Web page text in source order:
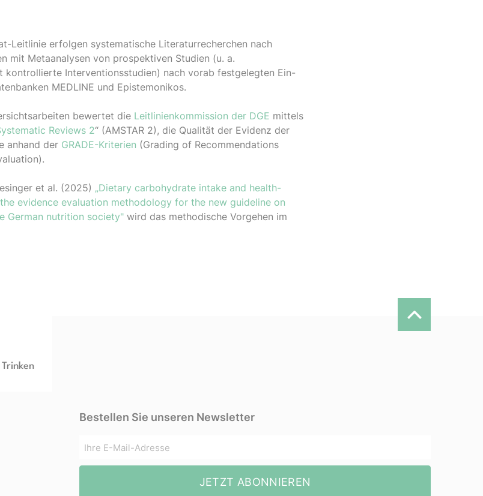
Leitlinie erfolgen systematische Literaturrecherchen nach
mit Metaanalysen von prospektiven Studien (u. a.
kontrollierte Interventionsstudien) nach vorab festgelegten Ein-
MEDLINE und Epistemonikos.
bewertet die Leitlinienkommission der DGE mittels
Reviews 2“ (AMSTAR 2), die Qualität der Evidenz der
anhand der GRADE-Kriterien (Grading of Recommendations
et al. (2025) „Dietary carbohydrate intake and health-
evidence evaluation methodology for the new guideline on
German nutrition society" wird das methodische Vorgehen im
Bestellen Sie unseren Newsletter
JETZT ABONNIEREN